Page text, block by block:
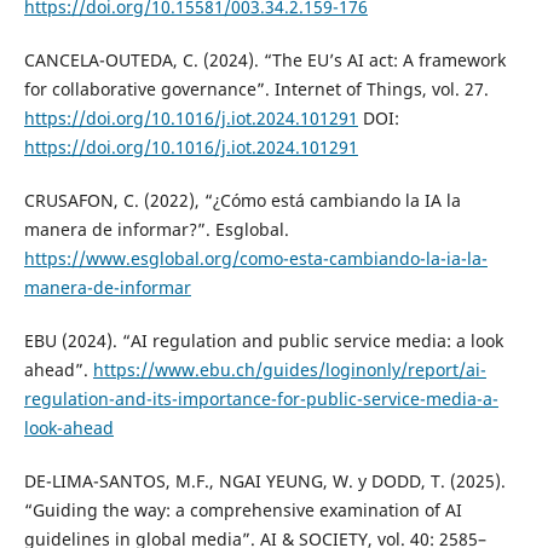
https://doi.org/10.15581/003.34.2.159-176
CANCELA-OUTEDA, C. (2024). “The EU’s AI act: A framework
for collaborative governance”. Internet of Things, vol. 27.
https://doi.org/10.1016/j.iot.2024.101291 DOI:
https://doi.org/10.1016/j.iot.2024.101291
CRUSAFON, C. (2022), “¿Cómo está cambiando la IA la
manera de informar?”. Esglobal.
https://www.esglobal.org/como-esta-cambiando-la-ia-la-
manera-de-informar
EBU (2024). “AI regulation and public service media: a look
ahead”. https://www.ebu.ch/guides/loginonly/report/ai-
regulation-and-its-importance-for-public-service-media-a-
look-ahead
DE-LIMA-SANTOS, M.F., NGAI YEUNG, W. y DODD, T. (2025).
“Guiding the way: a comprehensive examination of AI
guidelines in global media”. AI & SOCIETY, vol. 40: 2585–